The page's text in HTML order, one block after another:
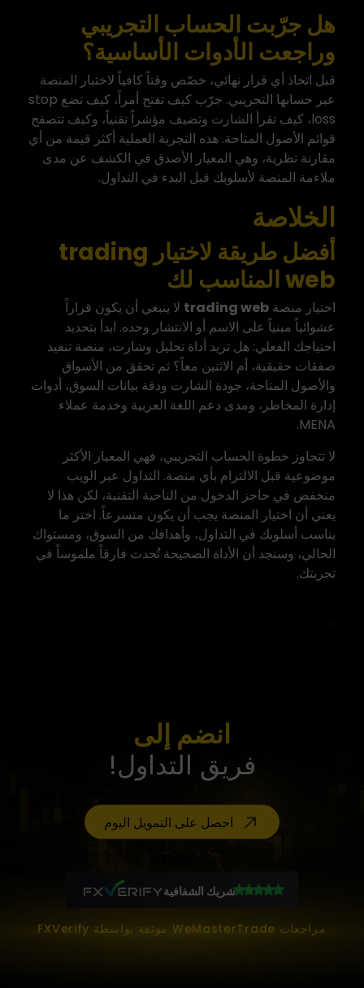
هل جرّبت الحساب التجريبي
وراجعت الأدوات الأساسية؟
قبل اتخاذ أي قرار نهائي، خصّص وقتاً كافياً لاختبار المنصة
عبر حسابها التجريبي. جرّب كيف تفتح أمراً، كيف تضع stop
loss، كيف تقرأ الشارت وتضيف مؤشراً تقنياً، وكيف تتصفح
قوائم الأصول المتاحة. هذه التجربة العملية أكثر قيمة من أي
مقارنة نظرية، وهي المعيار الأصدق في الكشف عن مدى
ملاءمة المنصة لأسلوبك قبل البدء في التداول.
الخلاصة
أفضل طريقة لاختيار trading
web المناسب لك
اختيار منصة trading web لا ينبغي أن يكون قراراً
عشوائياً مبنياً على الاسم أو الانتشار وحده. ابدأ بتحديد
احتياجك الفعلي: هل تريد أداة تحليل وشارت، منصة تنفيذ
صفقات حقيقية، أم الاثنين معاً؟ ثم تحقق من الأسواق
والأصول المتاحة، جودة الشارت ودقة بيانات السوق، أدوات
إدارة المخاطر، ومدى دعم اللغة العربية وخدمة عملاء
MENA.
لا تتجاوز خطوة الحساب التجريبي، فهي المعيار الأكثر
موضوعية قبل الالتزام بأي منصة. التداول عبر الويب
منخفض في حاجز الدخول من الناحية التقنية، لكن هذا لا
يعني أن اختيار المنصة يجب أن يكون متسرعاً. اختر ما
يناسب أسلوبك في التداول، وأهدافك من السوق، ومستواك
الحالي، وستجد أن الأداة الصحيحة تُحدث فارقاً ملموساً في
تجربتك.
انضم إلى
فريق التداول!
احصل على التمويل اليوم
شريك الشفافية
مراجعات WeMasterTrade موثقة بواسطة FXVerify